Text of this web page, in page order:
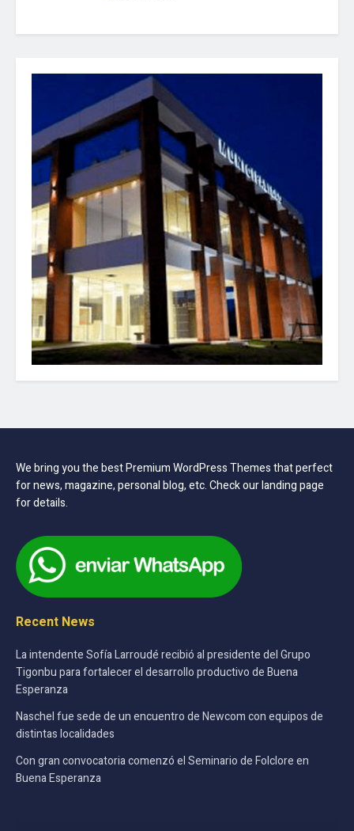
We bring you the best Premium WordPress Themes that perfect
for news, magazine, personal blog, etc. Check our landing page
for details.
Recent News
La intendente Sofía Larroudé recibió al presidente del Grupo
Tigonbu para fortalecer el desarrollo productivo de Buena
Esperanza
Naschel fue sede de un encuentro de Newcom con equipos de
distintas localidades
Con gran convocatoria comenzó el Seminario de Folclore en
Buena Esperanza